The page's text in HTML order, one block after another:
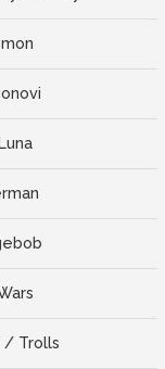
/ Trolls